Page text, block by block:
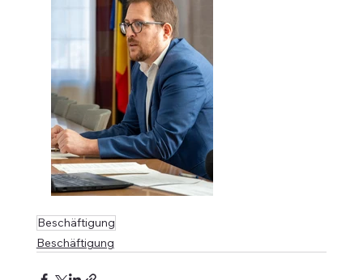
Beschäftigung
Beschäftigung